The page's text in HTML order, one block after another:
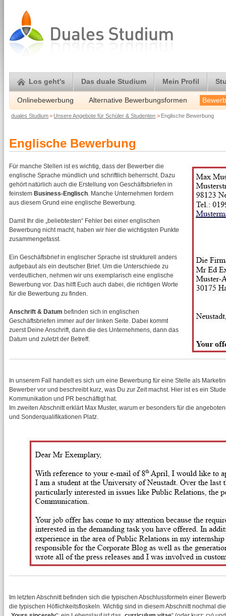
Los geht's Das duale Studium Mein Profil
Onlinebewerbung Alternative Bewerbungsformen
duales Studium> Unsere Angebote für Schüler & Studenten > Englische Bewerbung
Englische Bewerbung
Für manche Stellen ist es wichtig, dass der Bewerber die
englische Sprache mündlich und schriftlich beherrscht. Dazu
gehört natürlich auch die Erstellung von Geschäftsbriefen in
feinstem Business-Englisch. Manche Unternehmen fordern
aus diesem Grund eine englische Bewerbung.
Damit Ihr die „beliebtesten“ Fehler bei einer englischen
Bewerbung nicht macht, haben wir hier die wichtigsten Punkte
zusammengefasst.
Ein Geschäftsbrief in englischer Sprache ist strukturell anders
aufgebaut als ein deutscher Brief. Um die Unterschiede zu
verdeutlichen, nehmen wir uns exemplarisch eine englische
Bewerbung vor. Das hilft Euch auch dabei, die richtigen Worte
für die Bewerbung zu finden.
Anschrift & Datum befinden sich in englischen
Geschäftsbriefen immer auf der linken Seite. Dabei kommt
zuerst Deine Anschrift, dann die des Unternehmens, dann das
Datum und zuletzt der Betreff.
In unserem Fall handelt es sich um eine Bewerbung für eine Stelle als
Bewerber vor und beschreibt kurz, was Du zur Zeit machst. Hier ist es ein
Kommunikation und PR beschäftigt hat.
Im zweiten Abschnitt erklärt Max Muster, warum er besonders für die
und Sonderqualifikationen Platz.
Im letzten Abschnitt befinden sich die typischen Abschlussformeln einer
die typischen Höflichkeitsfloskeln. Wichtig sind in diesem Abschnitt nochmal